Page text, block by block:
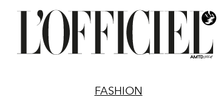
FASHION